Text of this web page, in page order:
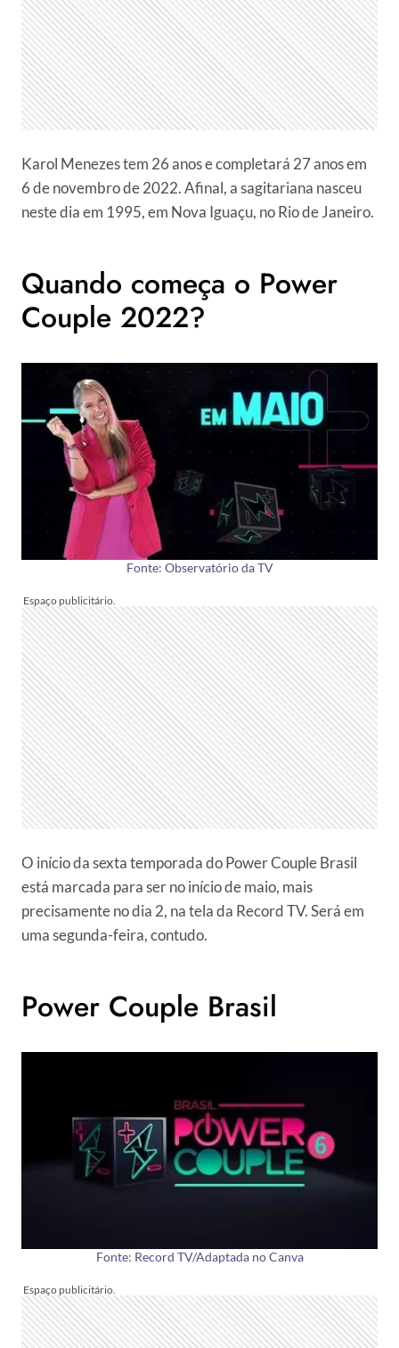
Karol Menezes tem 26 anos e completará 27 anos em
6 de novembro de 2022. Afinal, a sagitariana nasceu
neste dia em 1995, em Nova Iguaçu, no Rio de Janeiro.
Quando começa o Power
Couple 2022?
Fonte: Observatório da TV
O início da sexta temporada do Power Couple Brasil
está marcada para ser no início de maio, mais
precisamente no dia 2, na tela da Record TV. Será em
uma segunda-feira, contudo.
Power Couple Brasil
Fonte: Record TV/Adaptada no Canva